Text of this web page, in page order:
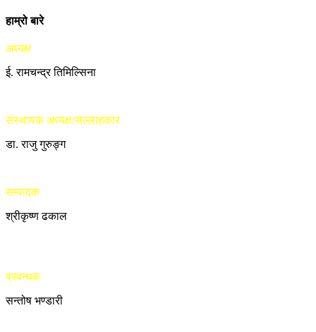
हाम्रो बारे
अध्यक्ष
ई. रामचन्द्र तिमिल्सिना
संस्थापक अध्यक्ष/सल्लाहकार
डा. राजु गुरुङ्ग
सम्पादक
श्रीकृष्ण ढकाल
प्रबन्धक
सन्तोष भण्डारी